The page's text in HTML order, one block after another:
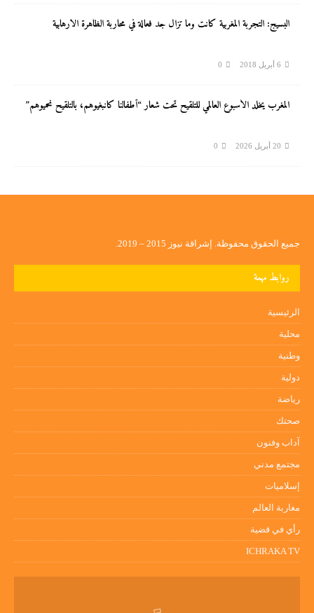
البسيج: التجربة المغربية كانت وما تزال جد فعالة في محاربة الظاهرة الارهابية
6 أبريل 2018 0
المغرب يخلد الأسبوع العالمي للتلقيح تحت شعار “أطفالنا كانبغيوهم، بالتلقيح نحميوهم”
20 أبريل 2026 0
جميع الحقوق محفوظة. إشراقة نيوز 2015 – 2019.
روابط مهمة
الرئيسية
محلية
وطنية
دولية
رياضة
صحتك
آداب وفنون
مجتمع مدني
إسلاميات
مغاربة العالم
رأي في قضية
ICHRAKA TV